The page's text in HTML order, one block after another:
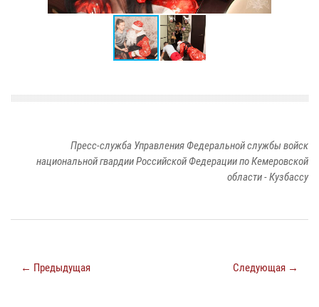
Пресс-служба Управления Федеральной службы войск
национальной гвардии Российской Федерации по Кемеровской
области - Кузбассу
← Предыдущая Следующая →